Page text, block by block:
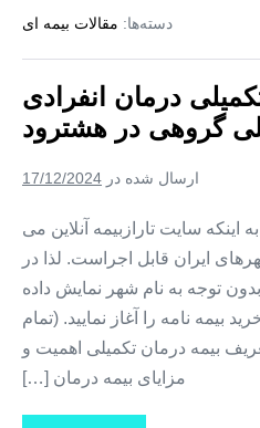
بیمه
درمان
+
بیمه
درمان
تکمیلی
در
دسته‌ها: مقالات بیمه ای
درمان انفرادی
گروهی در هشترود
ارسال شده در 17/12/2024
اینکه سایت تارازبیمه آنلاین می
ایران قابل اجراست. لذا در
توجه به نام شهر نمایش داده
بیمه نامه را آغاز نمایید. (تمام
بیمه درمان تکمیلی اهمیت و
مزایای بیمه درمان […]